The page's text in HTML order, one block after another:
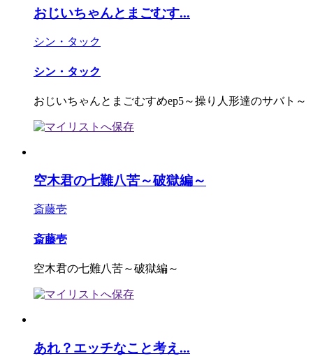
おじいちゃんとまごむす...
シン・タック
シン・タック
おじいちゃんとまごむすめep5～操り人形達のサバト～
空木君の七難八苦～破獄編～
斎藤壱
斎藤壱
空木君の七難八苦～破獄編～
あれ？エッチなこと考え...